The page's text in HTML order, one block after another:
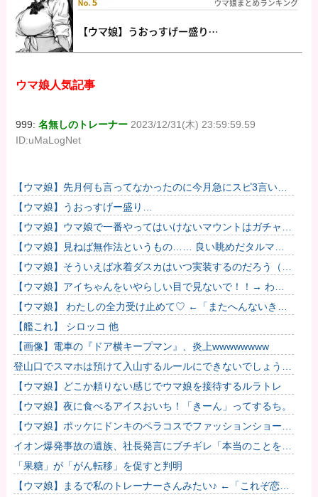
ウマ娘人気記事
999:名無しのトレーナー 2023/12/31(木) 23:59:59.59
ID:uMaLogNet
【ウマ娘】先月何も言ってなかったのに今月急にスピ3言い出
したのが怪しいよな。
【ウマ娘】うおっすげー盛り…
【ウマ娘】ウマ娘で一番やってはいけないマウントはガチャで
も育成でもグッズでもなく、これ。
【ウマ娘】見ねば無作法というもの…… 良い眺めだタルマ
エ…（殴
【ウマ娘】そういえば水着ダスカはいつ実装するのだろう（ﾃﾞ
ｯｯｯ
【ウマ娘】アイちゃんをいやらしい目で見ないで！！→ わか
りました…
【ウマ娘】 わたしの全力受け止めて♡ ←「またへんないきも
のがふえてる…」
【艦これ】 シロッコ 他
【画像】電車の『ドア横キープマン』、炎上wwwwwwww
登山口でスマホは預けて入山するルールにできないでしょう
か？山はそれほどの覚悟で入る場所だと思うのです
【ウマ娘】どこか頼りない感じでウマ娘を接待するルラトレ
【ウマ娘】夜に食べるアイスおいち！「きーん」ってするち。
【ウマ娘】ポッケにドンキのペラコスでファッションショーし
てほしい…
イオン爆発事故の遺族、社長発言にブチギレ「本当のことを話
して」
「果糖」が「がん転移」を促すと判明
【ウマ娘】まるで私のトレーナーさんみたい♪ ←「これぞ恋愛